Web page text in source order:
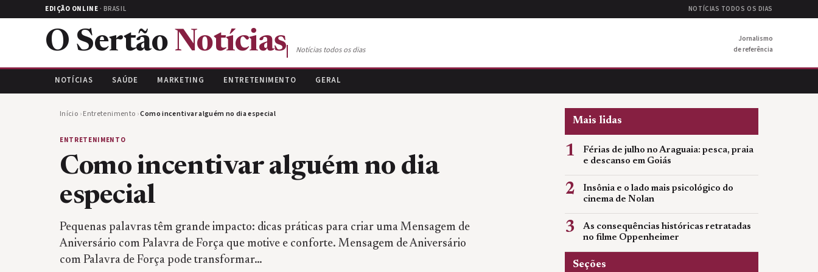
EDIÇÃO ONLINE · BRASIL NOTÍCIAS TODOS OS DIAS
O Sertão Notícias Notícias todos os dias
Jornalismo
de referência
NOTÍCIAS SAÚDE MARKETING ENTRETENIMENTO GERAL
Início ›Entretenimento ›Como incentivar alguém no dia especial
ENTRETENIMENTO
Como incentivar alguém no dia
especial
Pequenas palavras têm grande impacto: dicas práticas para criar uma Mensagem de
Aniversário com Palavra de Força que motive e conforte. Mensagem de Aniversário
com Palavra de Força pode transformar…
Mais lidas
1
Férias de julho no Araguaia: pesca, praia
e descanso em Goiás
2
Insônia e o lado mais psicológico do
cinema de Nolan
3
As consequências históricas retratadas
no filme Oppenheimer
Seções